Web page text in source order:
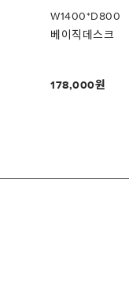
W1400*D800
베이직데스크
178,000